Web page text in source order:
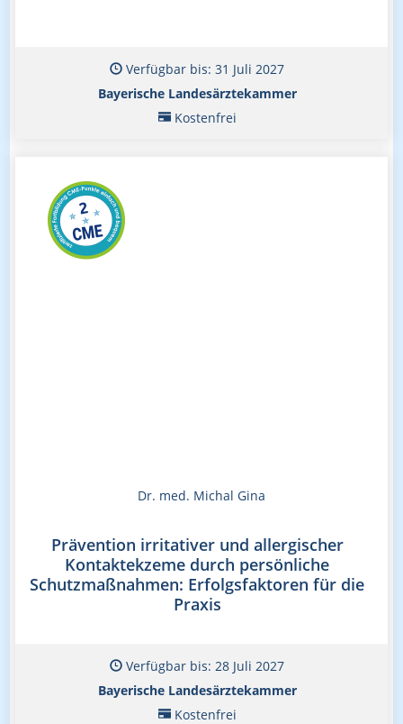
Verfügbar bis: 31 Juli 2027
Bayerische Landesärztekammer
Kostenfrei
Dr. med. Michal Gina
Prävention irritativer und allergischer
Kontaktekzeme durch persönliche
Schutzmaßnahmen: Erfolgsfaktoren für die
Praxis
Verfügbar bis: 28 Juli 2027
Bayerische Landesärztekammer
Kostenfrei